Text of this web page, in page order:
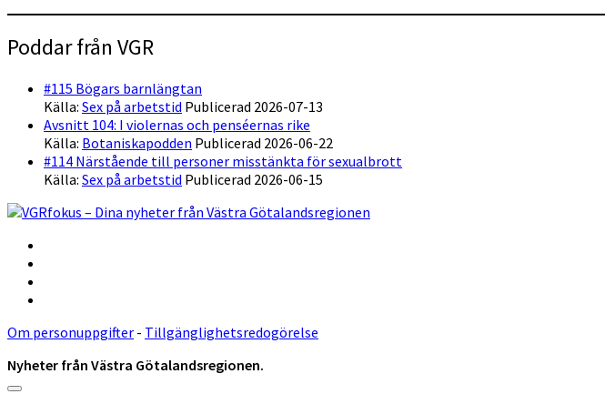
Poddar från VGR
#115 Bögars barnlängtan
Källa: Sex på arbetstid Publicerad 2026-07-13
Avsnitt 104: I violernas och penséernas rike
Källa: Botaniskapodden Publicerad 2026-06-22
#114 Närstående till personer misstänkta för sexualbrott
Källa: Sex på arbetstid Publicerad 2026-06-15
Om personuppgifter - Tillgänglighetsredogörelse
Nyheter från Västra Götalandsregionen.